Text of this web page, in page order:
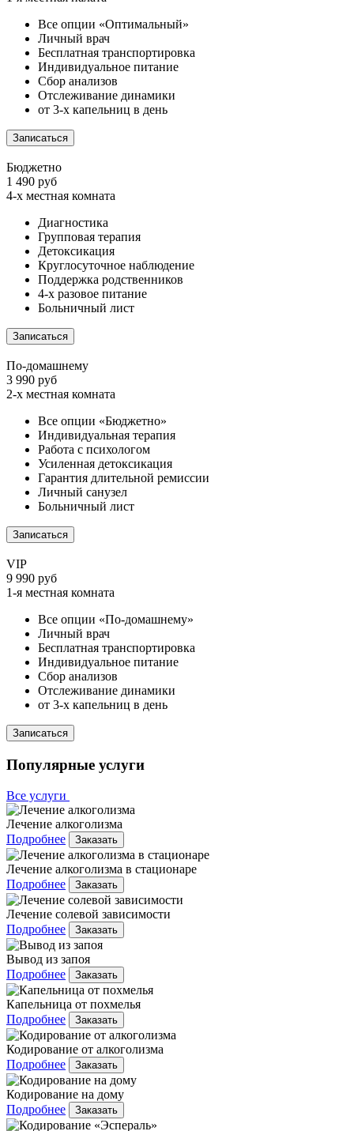
Все опции «Оптимальный»
Личный врач
Бесплатная транспортировка
Индивидуальное питание
Сбор анализов
Отслеживание динамики
от 3-х капельниц в день
Записаться
Бюджетно
1 490 руб
4-х местная комната
Диагностика
Групповая терапия
Детоксикация
Круглосуточное наблюдение
Поддержка родственников
4-х разовое питание
Больничный лист
Записаться
По-домашнему
3 990 руб
2-х местная комната
Все опции «Бюджетно»
Индивидуальная терапия
Работа с психологом
Усиленная детоксикация
Гарантия длительной ремиссии
Личный санузел
Больничный лист
Записаться
VIP
9 990 руб
1-я местная комната
Все опции «По-домашнему»
Личный врач
Бесплатная транспортировка
Индивидуальное питание
Сбор анализов
Отслеживание динамики
от 3-х капельниц в день
Записаться
Популярные услуги
Все услуги
Лечение алкоголизма
Подробнее
Заказать
Лечение алкоголизма в стационаре
Подробнее
Заказать
Лечение солевой зависимости
Подробнее
Заказать
Вывод из запоя
Подробнее
Заказать
Капельница от похмелья
Подробнее
Заказать
Кодирование от алкоголизма
Подробнее
Заказать
Кодирование на дому
Подробнее
Заказать